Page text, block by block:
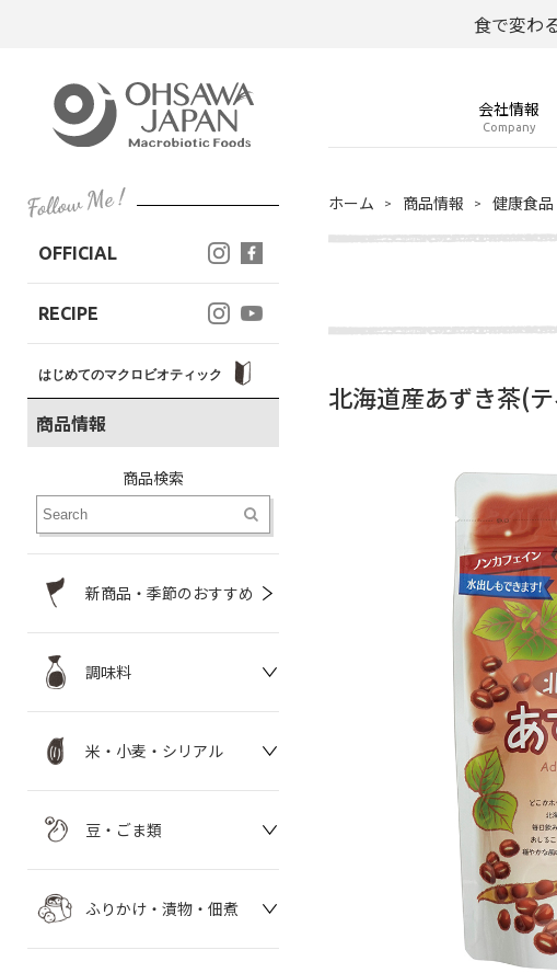
食で変わ
会社情報
Company
OFFICIAL
RECIPE
はじめてのマクロビオティック
商品情報
商品検索
新商品・季節のおすすめ
調味料
米・小麦・シリアル
豆・ごま類
ふりかけ・漬物・佃煮
ホーム 商品情報 健康食品
北海道産あずき茶(